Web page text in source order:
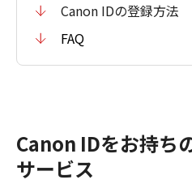
Canon IDの登録方法
FAQ
Canon IDをお持ち
サービス